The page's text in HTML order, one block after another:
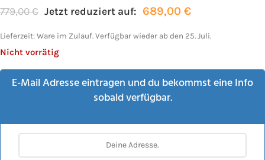
779,00€ Jetzt reduziert auf: 689,00 €
Lieferzeit: Ware im Zulauf. Verfügbar wieder ab den 25. Juli.
Nicht vorrätig
E-Mail Adresse eintragen und du bekommst eine Info
sobald verfügbar.